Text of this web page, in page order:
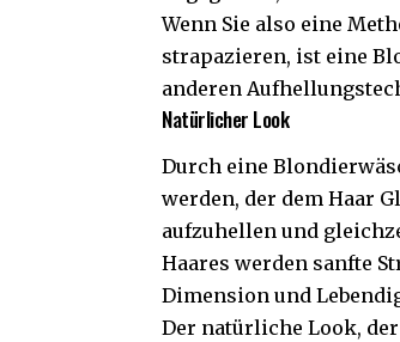
Wenn Sie also eine
strapazieren, ist eine
anderen
Natürlicher Look
Durch eine
werden, der dem Haar
aufzuhellen und
Haares werden sanfte
Dimension und
Der natürliche Look,